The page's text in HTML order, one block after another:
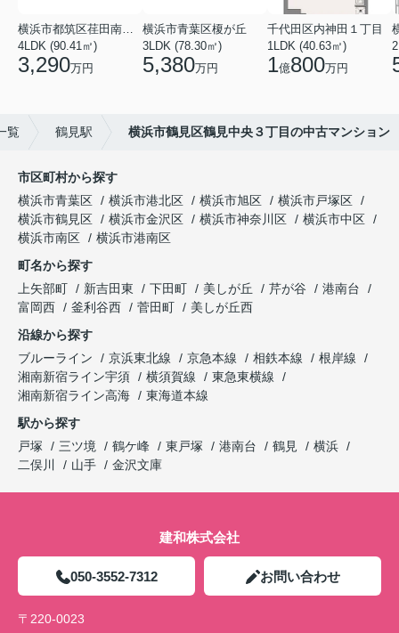
4LDK (90.41㎡)
3,290万円
横浜市青葉区榎が丘
3LDK (78.30㎡)
5,380万円
千代田区内神田１丁目
1LDK (40.63㎡)
1億800万円
覧 鶴見駅 横浜市鶴見区鶴見中央３丁目の中古マンション
市区町村から探す
横浜市青葉区
横浜市港北区 横浜市旭区
横浜市戸塚区
横浜市鶴見区
横浜市金沢区 横浜市神奈川区
横浜市中区
横浜市南区
横浜市港南区
町名から探す
上矢部町
新吉田東 下田町 美しが丘 芹が谷
港南台
富岡西
釜利谷西 菅田町
美しが丘西
沿線から探す
ブルーライン
京浜東北線 京急本線 相鉄本線
根岸線
湘南新宿ライン宇須
横須賀線
東急東横線
湘南新宿ライン高海
東海道本線
駅から探す
戸塚
三ツ境 鶴ケ峰 東戸塚 港南台 鶴見
横浜
二俣川
山手 金沢文庫
建和株式会社
050-3552-7312 お問い合わせ
〒220-0023